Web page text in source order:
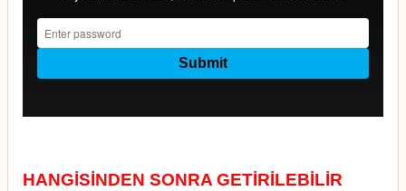
HANGİSİNDEN SONRA GETİRİLEBİLİR